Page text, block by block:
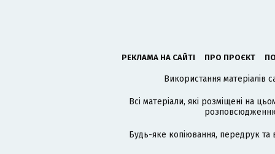
РЕКЛАМА НА САЙТІ ПРО ПРОЄКТ
Використання матеріалів
Всі матеріали, які розміщені на
розповсюдженню
Будь-яке копіювання, передрук та